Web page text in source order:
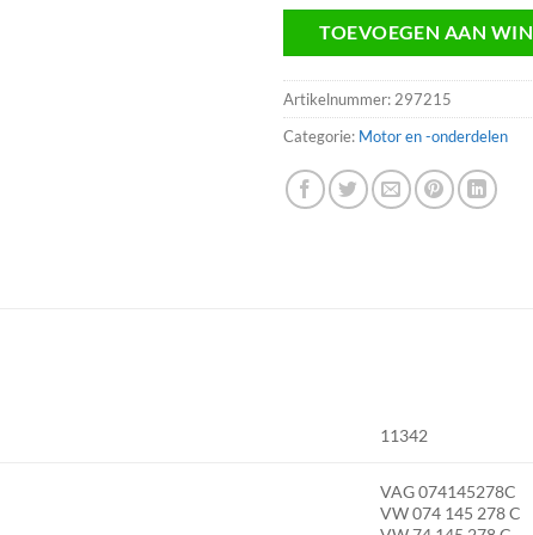
TOEVOEGEN AAN
Artikelnummer:297215
Categorie: Motor en -onderdelen
11342
VAG 074145278C
VW 074 145 278 C